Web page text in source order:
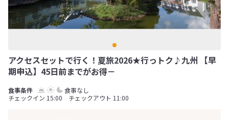
アクセスセットで行く！夏旅2026★行っトク♪九州 【早
期申込】45日前までがお得－
食事なし
チェックイン 15:00 チェックアウト 11:00